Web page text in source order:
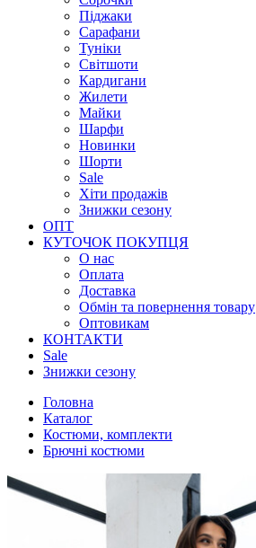
Піджаки
Сарафани
Туніки
Світшоти
Кардигани
Жилети
Майки
Шарфи
Новинки
Шорти
Sale
Хіти продажів
Знижки сезону
ОПТ
КУТОЧОК ПОКУПЦЯ
О нас
Оплата
Доставка
Обмін та повернення товару
Оптовикам
КОНТАКТИ
Sale
Знижки сезону
Головна
Каталог
Костюми, комплекти
Брючні костюми